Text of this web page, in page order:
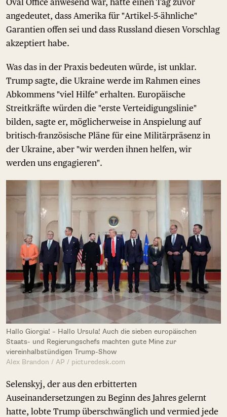
Oval Office anwesend war, hatte einen Tag zuvor
angedeutet, dass Amerika für "Artikel-5-ähnliche"
Garantien offen sei und dass Russland diesen Vorschlag
akzeptiert habe.
Was das in der Praxis bedeuten würde, ist unklar.
Trump sagte, die Ukraine werde im Rahmen eines
Abkommens "viel Hilfe" erhalten. Europäische
Streitkräfte würden die "erste Verteidigungslinie"
bilden, sagte er, möglicherweise in Anspielung auf
britisch-französische Pläne für eine Militärpräsenz in
der Ukraine, aber "wir werden ihnen helfen, wir
werden uns engagieren".
Hallo Giorgia! – Hallo Ursula! Auch die sieben europäischen
Staats- und Regierungschefs machten gute Mine zur
viereinhalbstündigen Trump-Show
Alex Brandon / AP / picturedesk.com
Selenskyj, der aus den erbitterten
Auseinandersetzungen zu Beginn des Jahres gelernt
hatte, lobte Trump überschwänglich und vermied jede